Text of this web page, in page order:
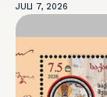
JULI 7, 2026